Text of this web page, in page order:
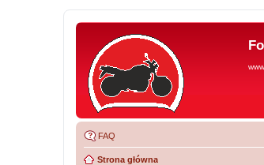
FAQ
Strona główna